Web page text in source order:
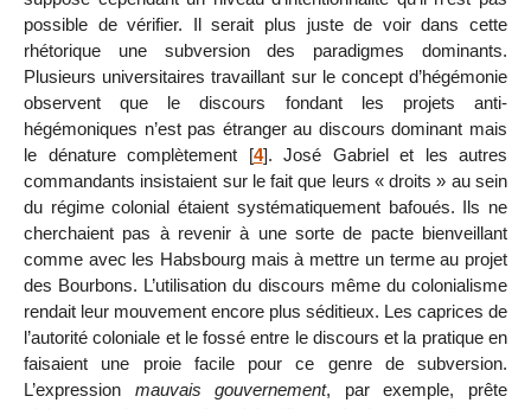
possible de vérifier. Il serait plus juste de voir dans cette
rhétorique une subversion des paradigmes dominants.
Plusieurs universitaires travaillant sur le concept d’hégémonie
observent que le discours fondant les projets anti-
hégémoniques n’est pas étranger au discours dominant mais
le dénature complètement [4]. José Gabriel et les autres
commandants insistaient sur le fait que leurs « droits » au sein
du régime colonial étaient systématiquement bafoués. Ils ne
cherchaient pas à revenir à une sorte de pacte bienveillant
comme avec les Habsbourg mais à mettre un terme au projet
des Bourbons. L’utilisation du discours même du colonialisme
rendait leur mouvement encore plus séditieux. Les caprices de
l’autorité coloniale et le fossé entre le discours et la pratique en
faisaient une proie facile pour ce genre de subversion.
L’expression mauvais gouvernement, par exemple, prête